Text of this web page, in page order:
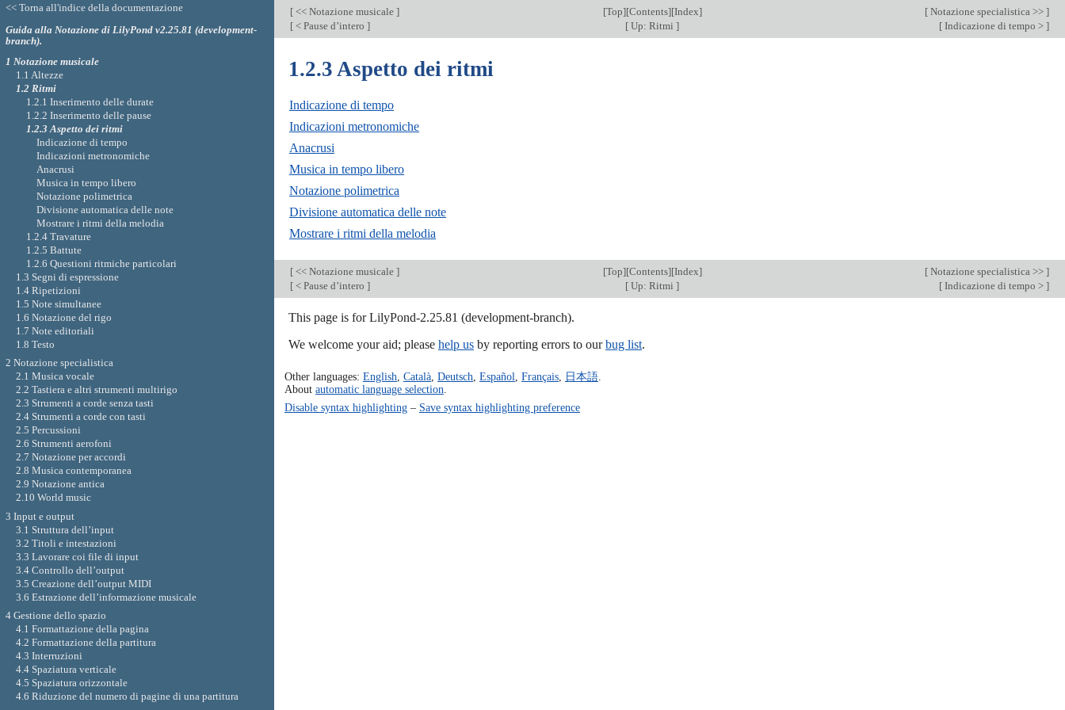
[ << Notazione musicale ] [Top][Contents][Index] [ Notazione specialistica >> ]
[ < Pause d’intero ] [ Up: Ritmi ] [ Indicazione di tempo > ]
1.2.3 Aspetto dei ritmi
Indicazione di tempo
Indicazioni metronomiche
Anacrusi
Musica in tempo libero
Notazione polimetrica
Divisione automatica delle note
Mostrare i ritmi della melodia
[ << Notazione musicale ] [Top][Contents][Index] [ Notazione specialistica >> ]
[ < Pause d’intero ] [ Up: Ritmi ] [ Indicazione di tempo > ]
This page is for LilyPond-2.25.81 (development-branch).
We welcome your aid; please help us by reporting errors to ourbug list.
Other languages: English Català, Deutsch Español Français, 日本語.
About automatic language selection
Disable syntax highlighting– Save syntax highlighting preference
<< Torna all'indice della documentazione
Guida alla Notazione di LilyPond v2.25.81 (development-
branch).
1 Notazione musicale
1.1 Altezze
1.2 Ritmi
1.2.1 Inserimento delle durate
1.2.2 Inserimento delle pause
1.2.3 Aspetto dei ritmi
Indicazione di tempo
Indicazioni metronomiche
Anacrusi
Musica in tempo libero
Notazione polimetrica
Divisione automatica delle note
Mostrare i ritmi della melodia
1.2.4 Travature
1.2.5 Battute
1.2.6 Questioni ritmiche particolari
1.3 Segni di espressione
1.4 Ripetizioni
1.5 Note simultanee
1.6 Notazione del rigo
1.7 Note editoriali
1.8 Testo
2 Notazione specialistica
2.1 Musica vocale
2.2 Tastiera e altri strumenti multirigo
2.3 Strumenti a corde senza tasti
2.4 Strumenti a corde con tasti
2.5 Percussioni
2.6 Strumenti aerofoni
2.7 Notazione per accordi
2.8 Musica contemporanea
2.9 Notazione antica
2.10 World music
3 Input e output
3.1 Struttura dell’input
3.2 Titoli e intestazioni
3.3 Lavorare coi file di input
3.4 Controllo dell’output
3.5 Creazione dell’output MIDI
3.6 Estrazione dell’informazione musicale
4 Gestione dello spazio
4.1 Formattazione della pagina
4.2 Formattazione della partitura
4.3 Interruzioni
4.4 Spaziatura verticale
4.5 Spaziatura orizzontale
4.6 Riduzione del numero di pagine di una partitura